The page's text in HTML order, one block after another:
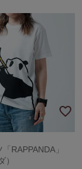
RAPPANDA」
）